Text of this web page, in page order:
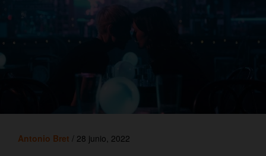
Antonio Bret / 28 junio, 2022